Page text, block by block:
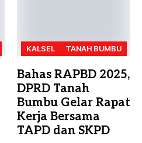
KALSEL TANAH BUMBU
Bahas RAPBD 2025,
DPRD Tanah
Bumbu Gelar Rapat
Kerja Bersama
TAPD dan SKPD